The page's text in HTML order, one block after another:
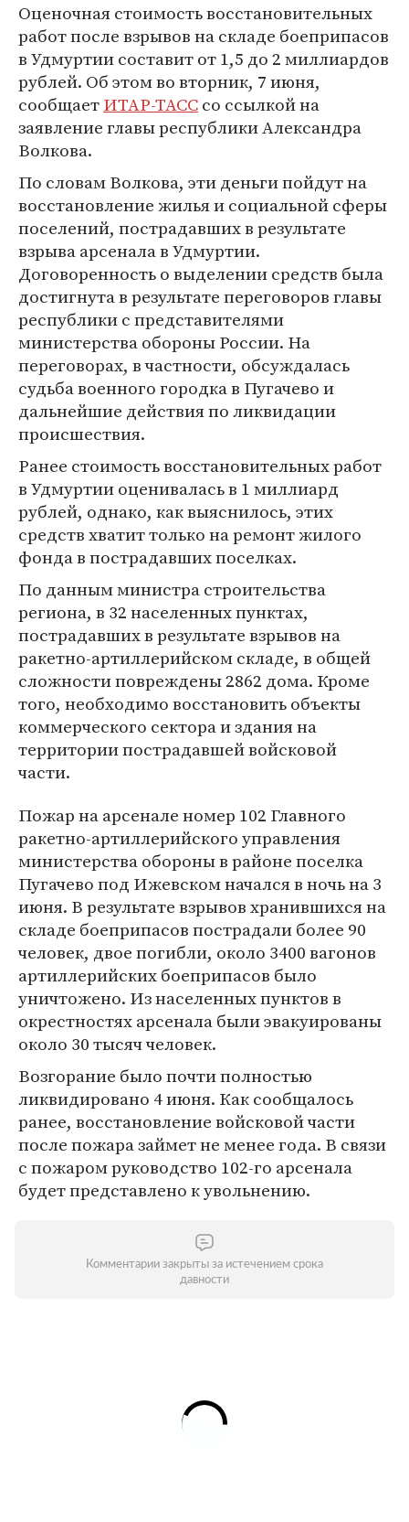
Оценочная стоимость восстановительных
работ после взрывов на складе боеприпасов
в Удмуртии составит от 1,5 до 2 миллиардов
рублей. Об этом во вторник, 7 июня,
сообщаетИТАР-ТАССсо ссылкой на
заявление главы республики Александра
Волкова.
По словам Волкова, эти деньги пойдут на
восстановление жилья и социальной сферы
поселений, пострадавших в результате
взрыва арсенала в Удмуртии.
Договоренность о выделении средств была
достигнута в результате переговоров главы
республики с представителями
министерства обороны России. На
переговорах, в частности, обсуждалась
судьба военного городка в Пугачево и
дальнейшие действия по ликвидации
происшествия.
Ранее стоимость восстановительных работ
в Удмуртии оценивалась в 1 миллиард
рублей, однако, как выяснилось, этих
средств хватит только на ремонт жилого
фонда в пострадавших поселках.
По данным министра строительства
региона, в 32 населенных пунктах,
пострадавших в результате взрывов на
ракетно-артиллерийском складе, в общей
сложности повреждены 2862 дома. Кроме
того, необходимо восстановить объекты
коммерческого сектора и здания на
территории пострадавшей войсковой
части.
Пожар на арсенале номер 102 Главного
ракетно-артиллерийского управления
министерства обороны в районе поселка
Пугачево под Ижевском начался в ночь на 3
июня. В результате взрывов хранившихся на
складе боеприпасов пострадали более 90
человек, двое погибли, около 3400 вагонов
артиллерийских боеприпасов было
уничтожено. Из населенных пунктов в
окрестностях арсенала были эвакуированы
около 30 тысяч человек.
Возгорание было почти полностью
ликвидировано 4 июня. Как сообщалось
ранее, восстановление войсковой части
после пожара займет не менее года. В связи
с пожаром руководство 102-го арсенала
будет представлено к увольнению.
Комментарии закрыты за истечением срока
давности